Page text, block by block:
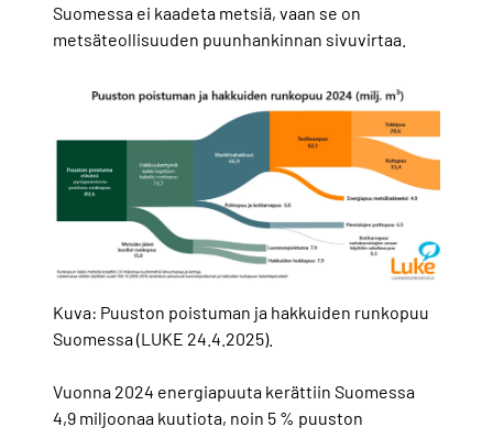
Suomessa ei kaadeta metsiä, vaan se on
metsäteollisuuden puunhankinnan sivuvirtaa.
Kuva: Puuston poistuman ja hakkuiden runkopuu
Suomessa (LUKE 24.4.2025).
Vuonna 2024 energiapuuta kerättiin Suomessa
4,9 miljoonaa kuutiota, noin 5 % puuston